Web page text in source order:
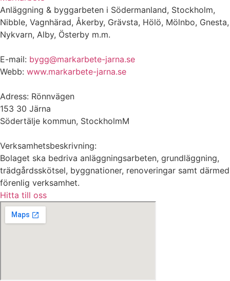
Anläggning & byggarbeten i Södermanland, Stockholm,
Nibble, Vagnhärad, Åkerby, Grävsta, Hölö, Mölnbo, Gnesta,
Nykvarn, Alby, Österby m.m.
E-mail: bygg@markarbete-jarna.se
Webb: www.markarbete-jarna.se
Adress: Rönnvägen
153 30 Järna
Södertälje kommun, StockholmM
Verksamhetsbeskrivning:
Bolaget ska bedriva anläggningsarbeten, grundläggning,
trädgårdsskötsel, byggnationer, renoveringar samt därmed
förenlig verksamhet.
Hitta till oss